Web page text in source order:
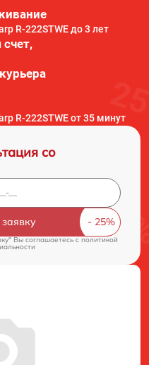
R-222STWE до 3 лет
R-222STWE от 35 минут
со
Вы соглашаетесь cполитикой